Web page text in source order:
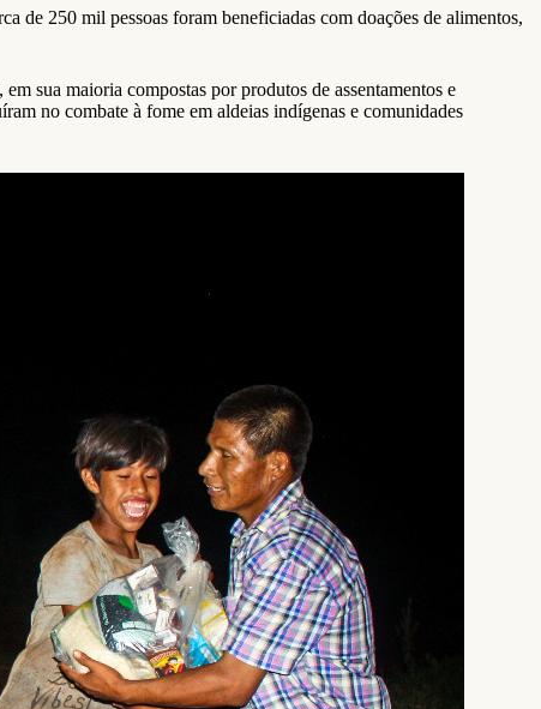
de 250 mil pessoas foram beneficiadas com doações de alimentos,
sua maioria compostas por produtos de assentamentos e
no combate à fome em aldeias indígenas e comunidades